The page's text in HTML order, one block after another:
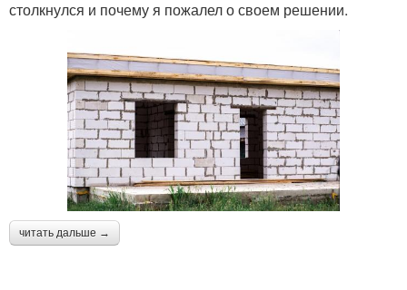
столкнулся и почему я пожалел о своем решении.
читать дальше →